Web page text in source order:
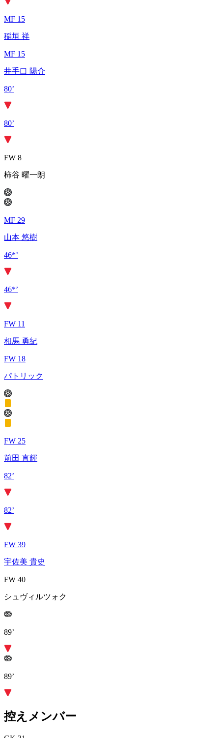
MF 15
稲垣 祥
MF 15
井手口 陽介
80’
80’
FW 8
柿谷 曜一朗
MF 29
山本 悠樹
46*’
46*’
FW 11
相馬 勇紀
FW 18
パトリック
FW 25
前田 直輝
82’
82’
FW 39
宇佐美 貴史
FW 40
シュヴィルツォク
89’
89’
控えメンバー